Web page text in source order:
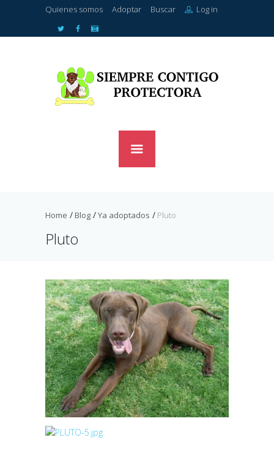
Quienes somos Adoptar Buscar Log in
Home Blog Ya adoptados Pluto
Pluto